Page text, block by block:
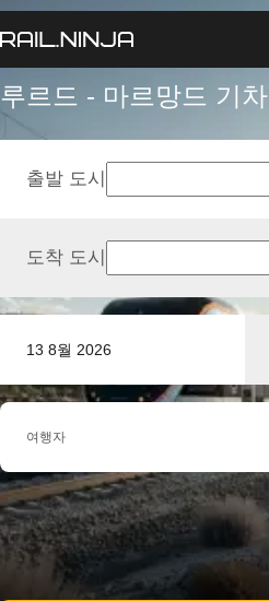
루르드 - 마르망드 기차
13 8월 2026
출발 도시
도착 도시
여행자